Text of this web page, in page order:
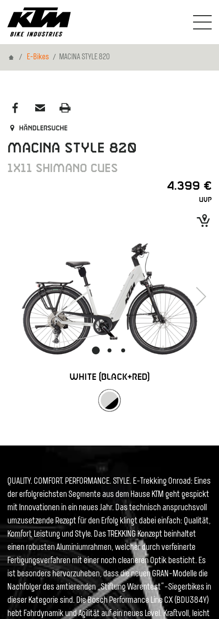
HomeE-Bikes MACINA STYLE 820
Händlersuche
MACINA STYLE 820
1X11 SHIMANO CUES
4.399 €
UVP
Next
WHITE (BLACK+RED)
QUALITY. COMFORT. PERFORMANCE. STYLE. E-Trekking Onroad: Eines
der erfolgreichsten Segmente aus dem Hause KTM geht gespickt
mit Innovationen in ein neues Jahr. Das technisch anspruchsvoll
umzusetzende Rezept für den Erfolg klingt dabei einfach: Qualität,
Komfort, Leistung und Style. Das TREKKING Konzept beinhaltet
einen robusten Aluminiumrahmen, welcher durch verfeinerte
Fertigungsverfahren mit einer noch cleaneren Optik besticht. Es
ist besonders hervorzuheben, dass die neuen GRAN-Modelle die
Nachfolger des amtierenden „Stiftung Warentest“-Siegerbikes in
dieser Kategorie sind. Die Bosch Performance Line CX (BDU384Y)
hebt Fahrdynamik und Agilität auf ein neues Level. Kraftvoll, leicht